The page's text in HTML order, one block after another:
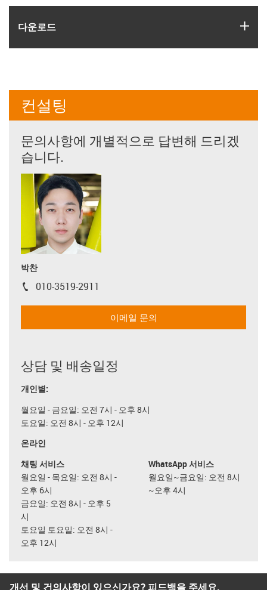
다운로드
컨설팅
문의사항에 개별적으로 답변해 드리겠
습니다.
박찬
igus-icon-phone
010-3519-2911
이메일 문의
상담 및 배송일정
개인별:
월요일 - 금요일: 오전 7시 - 오후 8시
토요일: 오전 8시 - 오후 12시
온라인
채팅 서비스
월요일 - 목요일: 오전 8시 -
오후 6시
금요일: 오전 8시 - 오후 5
시
토요일 토요일: 오전 8시 -
오후 12시
WhatsApp 서비스
월요일~금요일: 오전 8시
~오후 4시
개선 및 건의사항이 있으신가요? 피드백을 주세요.